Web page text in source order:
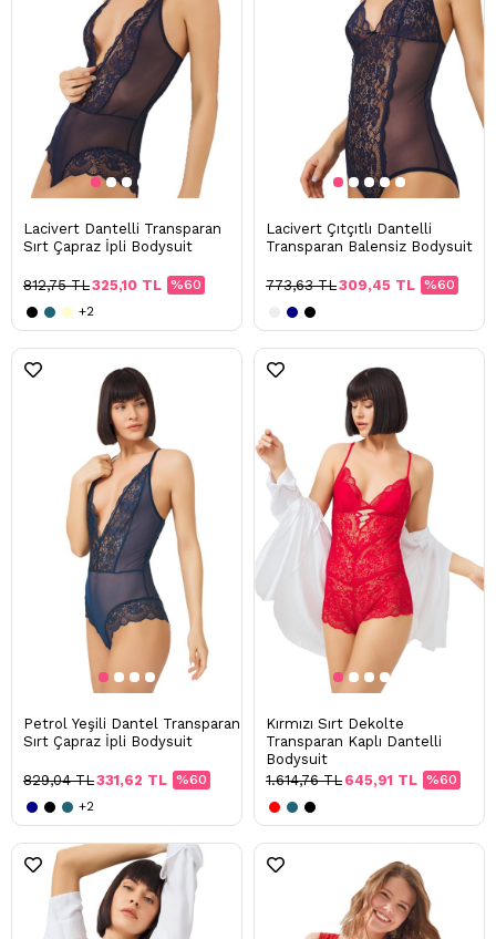
Lacivert Dantelli Transparan
Sırt Çapraz İpli Bodysuit
%60
325,10 TL
812,75 TL
+2
Lacivert Çıtçıtlı Dantelli
Transparan Balensiz Bodysuit
%60
309,45 TL
773,63 TL
Petrol Yeşili Dantel Transparan
Sırt Çapraz İpli Bodysuit
%60
331,62 TL
829,04 TL
+2
Kırmızı Sırt Dekolte
Transparan Kaplı Dantelli
Bodysuit
%60
645,91 TL
1.614,76 TL